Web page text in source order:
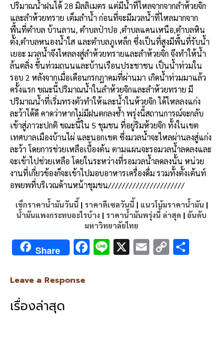
ปริมาณน้ำฝนได้ 28 มิลลิเมตร แต่มีน้ำที่ไหลจากจากลำห้วยจิก
และลำห้วยทราย เต็มลำน้ำ ก่อนที่จะมีมวลน้ำที่ไหลมากจาก
พื้นที่ตำบล บ้านลาน, ตำบลป่าปอ ,ตำบลแคนเหนือ,ตำบลหิน
ตั้ง,ตำบลหนองน้ำใส และตำบลภูเหล็ก ซึ่งเป็นที่สูงมีพื้นที่รับน้ำ
เยอะ มวลน้ำจึงไหลลงสู่ลำห้วยทรายและลำห้วยจิก จึงทำให้น้ำ
ล้นตลิ่ง ขึ้นท่วมถนนและบ้านเรือนประชาชน เป็นน้ำท่วมใน
รอบ 2 หลังจากเมื่อเดือนกรกฎาคมที่ผ่านมา เกิดน้ำท่วมมาแล้ว
ครั้งแรก ขณะนี้ปริมาณน้ำในลำห้วยจิกและลำห้วยทราย มี
ปริมาณน้ำที่เริ่มทรงตัวทำให้และน้ำในห้วยจิก ได้ไหลลงแก่ง
ละว้าได้ดี คาดว่าหากไม่มีฝนตกลงซ้ำ พรุ่งนี้สถานการณ์จะกลับ
เข้าสู่ภาวะปกติ ขณะนี้ใน 5 ชุมชน ที่อยู่ริมห้วยจิก ทั้งในเขต
เทศบาลเมืองบ้านไผ่ และนอกเขต ซึ่งมวลน้ำจะไหลผ่านลงสู่แก่ง
ละว้า โดยการช่วยเหลือเบื้องต้น ตามแผนจะรอมวลน้ำลดลงและ
จะเข้าไปช่วยเหลือ โดยในระหว่างที่รอมวลน้ำลดลงนั้น หน่วย
งานที่เกี่ยวข้องก็จะเข้าไปมอบอาหารเครื่องดื่ม รวมทั้งตั้งเต้นท์
อพยพที่บริเวณด้านหน้าชุมขน//////////////////////
เช็กราคาน้ำมันวันนี้ | ราคาดีเซลวันนี้ | แนวโน้มราคาน้ำมัน |
น้ำมันแพงกระทบอะไรบ้าง | ราคาน้ำมันพรุ่งนี้ ล่าสุด | อันดับ
มหาวิทยาลัยไทย
Share F Li X E C
Leave a Response
เรื่องล่าสุด